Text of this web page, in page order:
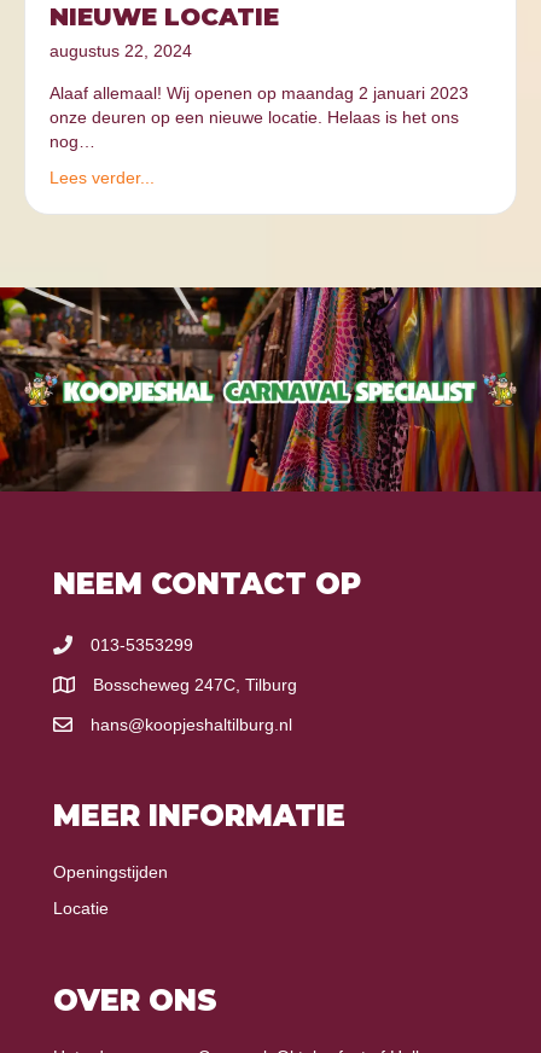
NIEUWE LOCATIE
augustus 22, 2024
Alaaf allemaal! Wij openen op maandag 2 januari 2023
onze deuren op een nieuwe locatie. Helaas is het ons
nog…
Lees verder...
NEEM CONTACT OP
013-5353299
Bosscheweg 247C, Tilburg
hans@koopjeshaltilburg.nl
MEER INFORMATIE
Openingstijden
Locatie
OVER ONS